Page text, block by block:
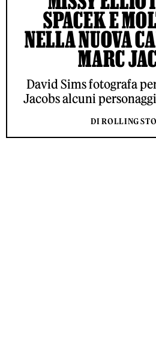
SPACEK E
NELLA NUOVA
MARC
David Sims fotografa
Jacobs alcuni
DI ROLLING